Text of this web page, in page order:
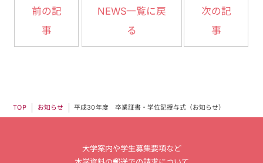
前の記
事
NEWS一覧に戻
る
次の記
事
TOP お知らせ 平成30年度 卒業証書・学位記授与式（お知らせ）
大学案内や学生募集要項など